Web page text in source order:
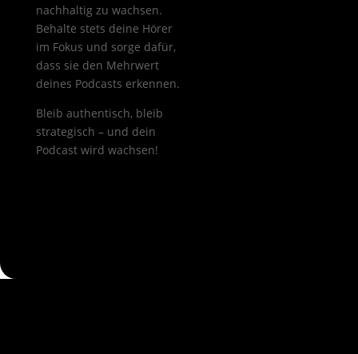
nachhaltig zu wachsen.
Behalte stets deine Hörer
im Fokus und sorge dafür,
dass sie den Mehrwert
deines Podcasts erkennen.
Bleib authentisch, bleib
strategisch – und dein
Podcast wird wachsen!